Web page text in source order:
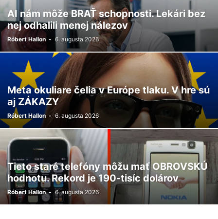
AI nám môže BRAŤ schopnosti. Lekári bez
nej odhalili menej nálezov
Róbert Hallon - 6. augusta 2026
Meta okuliare čelia v Európe tlaku. V hre sú
aj ZÁKAZY
Róbert Hallon - 6. augusta 2026
Tieto staré telefóny môžu mať OBROVSKÚ
hodnotu. Rekord je 190-tisíc dolárov
Róbert Hallon - 6. augusta 2026